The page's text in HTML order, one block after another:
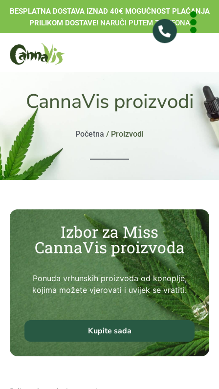
BESPLATNA DOSTAVA IZNAD 40€ MOGUĆNOST PLAĆANJA
PRILIKOM DOSTAVE!NARUČI PUTEM TELEFONA
CannaVis proizvodi
Početna / Proizvodi
Izbor za Miss
CannaVis proizvoda
Ponuda vrhunskih proizvoda od konoplje,
kojima možete vjerovati i uvijek se vratiti.
Kupite sada